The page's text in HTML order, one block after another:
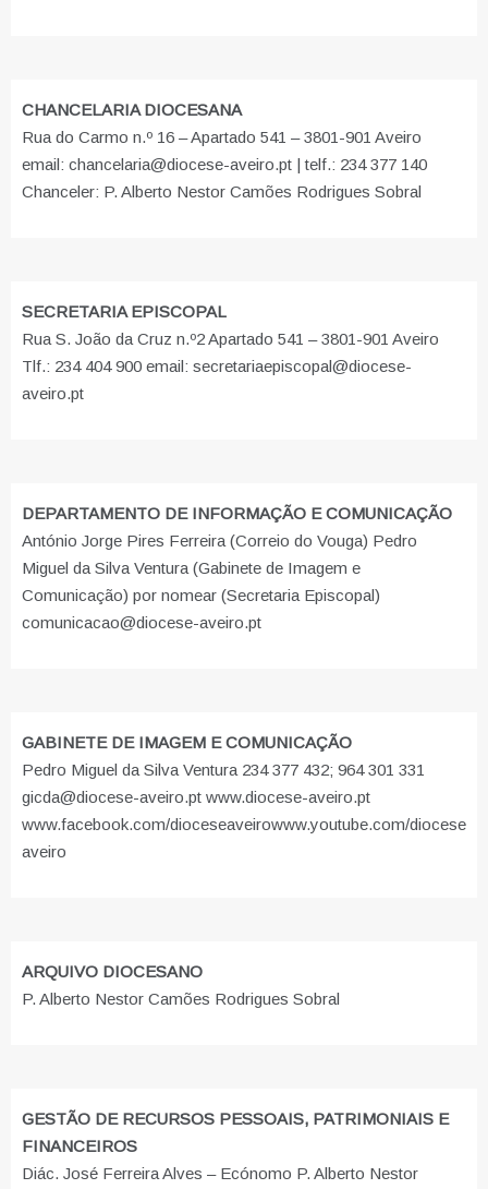
CHANCELARIA DIOCESANA
Rua do Carmo n.º 16 – Apartado 541 – 3801-901 Aveiro
email: chancelaria@diocese-aveiro.pt | telf.: 234 377 140
Chanceler: P. Alberto Nestor Camões Rodrigues Sobral
SECRETARIA EPISCOPAL
Rua S. João da Cruz n.º2 Apartado 541 – 3801-901 Aveiro
Tlf.: 234 404 900 email: secretariaepiscopal@diocese-
aveiro.pt
DEPARTAMENTO DE INFORMAÇÃO E COMUNICAÇÃO
António Jorge Pires Ferreira (Correio do Vouga) Pedro
Miguel da Silva Ventura (Gabinete de Imagem e
Comunicação) por nomear (Secretaria Episcopal)
comunicacao@diocese-aveiro.pt
GABINETE DE IMAGEM E COMUNICAÇÃO
Pedro Miguel da Silva Ventura 234 377 432; 964 301 331
gicda@diocese-aveiro.pt www.diocese-aveiro.pt
www.facebook.com/dioceseaveirowww.youtube.com/diocese
aveiro
ARQUIVO DIOCESANO
P. Alberto Nestor Camões Rodrigues Sobral
GESTÃO DE RECURSOS PESSOAIS, PATRIMONIAIS E
FINANCEIROS
Diác. José Ferreira Alves – Ecónomo P. Alberto Nestor